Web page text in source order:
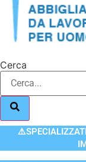
Cerca